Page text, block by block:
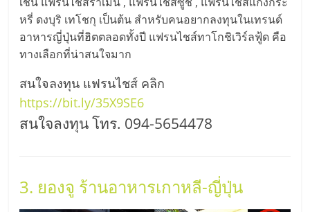
ระบบ
แฟ
รน
ไชส์"
รวม
หรี่ ดงบุริ เทโชกุ เป็นต้น สำหรับคนอยากลงทุนในเทรนด์
อาหารญี่ปุ่นที่ฮิตตลอดทั้งปี แฟรนไชส์ทาโกชิเวิร์ลฟู้ด คือ
ทางเลือกที่น่าสนใจมาก
สนใจลงทุน แฟรนไชส์ คลิก
https://bit.ly/35X9SE6
สนใจลงทุน โทร. 094-5654478
3. ยองจู ร้านอาหารเกาหลี-ญี่ปุ่น